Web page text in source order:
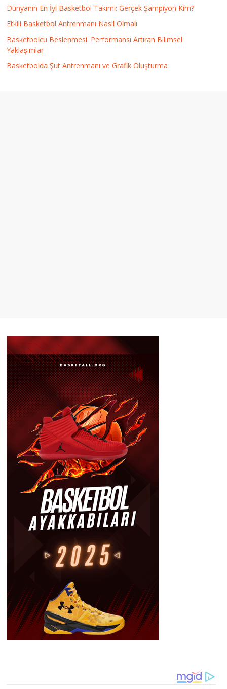
Dünyanın En İyi Basketbol Takımı: Gerçek Şampiyon Kim?
Etkili Basketbol Antrenmanı Nasıl Olmalı
Basketbolcu Beslenmesi: Performansı Artıran Bilimsel
Yaklaşımlar
Basketbolda Şut Antrenmanı ve Grafik Oluşturma